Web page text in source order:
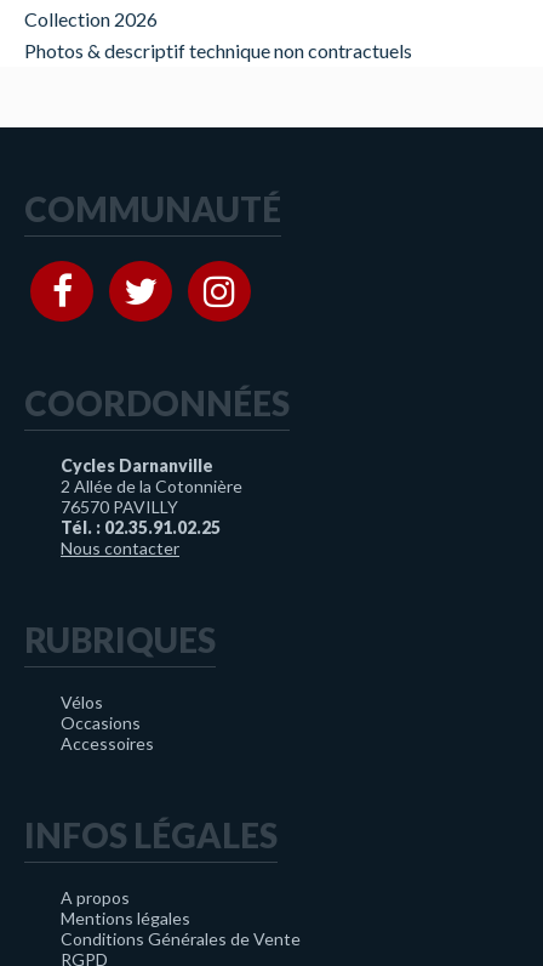
Collection 2026
Photos & descriptif technique non contractuels
COMMUNAUTÉ
COORDONNÉES
Cycles Darnanville
2 Allée de la Cotonnière
76570 PAVILLY
Tél. : 02.35.91.02.25
Nous contacter
RUBRIQUES
Vélos
Occasions
Accessoires
INFOS LÉGALES
A propos
Mentions légales
Conditions Générales de Vente
RGPD